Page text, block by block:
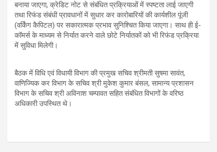
बनाया जाएगा, क्रेडिट नोट से संबंधित प्रक्रियाओं में स्पष्टता लाई जाएगी
तथा रिफंड संबंधी प्रावधानों में सुधार कर कारोबारियों की कार्यशील पूंजी
(वर्किंग कैपिटल) पर सकारात्मक प्रभाव सुनिश्चित किया जाएगा। साथ ही ई-
कॉमर्स के माध्यम से निर्यात करने वाले छोटे निर्यातकों को भी रिफंड प्रक्रिया
में सुविधा मिलेगी।
बैठक में विधि एवं विधायी विभाग की प्रमुख सचिव श्रीमती सुषमा सावंत,
वाणिज्यिक कर विभाग के सचिव श्री मुकेश कुमार बंसल, सामान्य प्रशासन
विभाग के सचिव श्री अविनाश चम्पावत सहित संबंधित विभागों के वरिष्ठ
अधिकारी उपस्थित थे।